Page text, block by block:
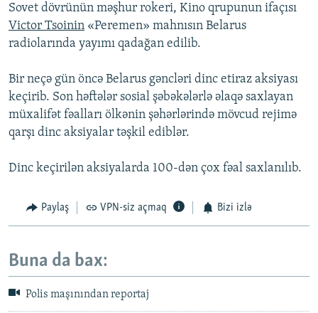
Sovet dövrünün məşhur rokeri, Kino qrupunun ifaçısı
Victor Tsoinin «Peremen» mahnısın Belarus
radiolarında yayımı qadağan edilib.
Bir neçə gün öncə Belarus gəncləri dinc etiraz aksiyası
keçirib. Son həftələr sosial şəbəkələrlə əlaqə saxlayan
müxalifət fəalları ölkənin şəhərlərində mövcud rejimə
qarşı dinc aksiyalar təşkil ediblər.
Dinc keçirilən aksiyalarda 100-dən çox fəal saxlanılıb.
Paylaş VPN-siz açmaq Bizi izlə
Buna da bax:
Polis maşınından reportaj